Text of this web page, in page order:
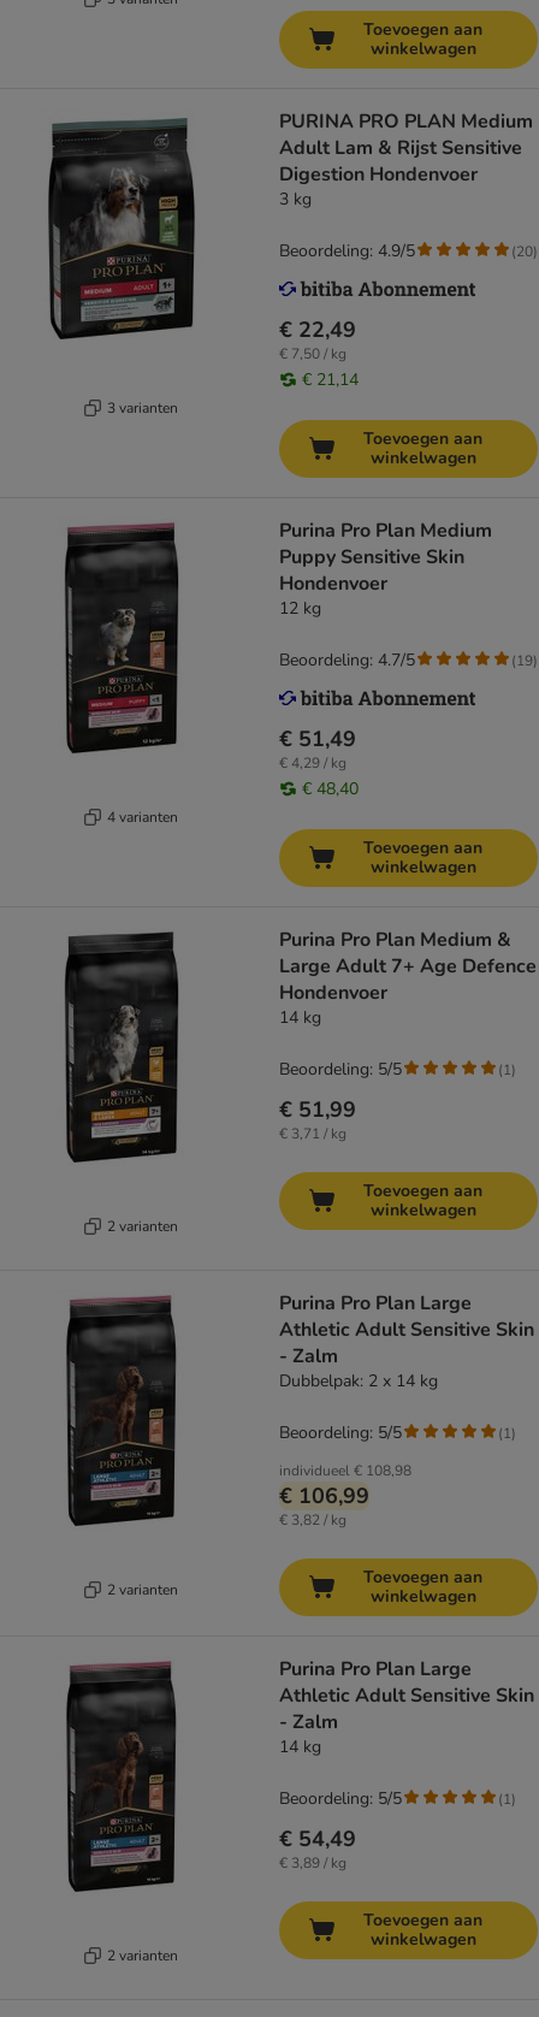
Toevoegen aan
winkelwagen
3 varianten
PURINA PRO PLAN Medium
Adult Lam & Rijst Sensitive
Digestion Hondenvoer
3 kg
€ 22,49
€ 7,50 / kg
€ 21,14
Beoordeling: 4.9/5 (20)
Toevoegen aan
winkelwagen
4 varianten
Purina Pro Plan Medium
Puppy Sensitive Skin
Hondenvoer
12 kg
€ 51,49
€ 4,29 / kg
€ 48,40
Beoordeling: 4.7/5 (19)
Toevoegen aan
winkelwagen
2 varianten
Purina Pro Plan Medium &
Large Adult 7+ Age Defence
Hondenvoer
14 kg
€ 51,99
€ 3,71 / kg
Beoordeling: 5/5 (1)
Toevoegen aan
winkelwagen
2 varianten
Purina Pro Plan Large
Athletic Adult Sensitive Skin
- Zalm
Dubbelpak: 2 x 14 kg
individueel€ 108,98
€ 106,99
€ 3,82 / kg
Beoordeling: 5/5 (1)
Toevoegen aan
winkelwagen
2 varianten
Purina Pro Plan Large
Athletic Adult Sensitive Skin
- Zalm
14 kg
€ 54,49
€ 3,89 / kg
Beoordeling: 5/5 (1)
Toevoegen aan
winkelwagen